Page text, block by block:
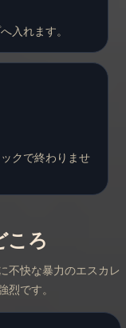
入れます。
クで終わりませ
ころ
不快な暴力のエスカレ
です。